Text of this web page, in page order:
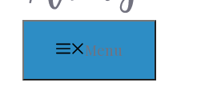
Menu